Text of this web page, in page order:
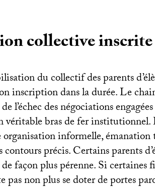
collective inscrite
du collectif des parents
inscription dans la durée. Le
l’échec des négociations
véritable bras de fer
informelle, émanation
précis. Certains parents
façon plus pérenne. Si certaines
pas non plus se doter de portes